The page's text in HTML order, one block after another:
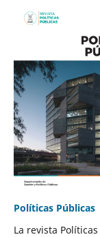
Políticas Públicas
La revista